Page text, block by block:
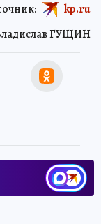
ГУЩИН
kp.ru